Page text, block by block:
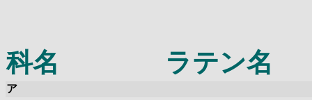
科名 ラテン名
ア